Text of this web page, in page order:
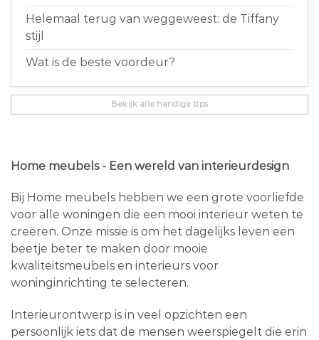
Helemaal terug van weggeweest: de Tiffany
stijl
Wat is de beste voordeur?
Bekijk alle handige tips
Home meubels - Een wereld van interieurdesign
Bij Home meubels hebben we een grote voorliefde
voor alle woningen die een mooi interieur weten te
creëren. Onze missie is om het dagelijks leven een
beetje beter te maken door mooie
kwaliteitsmeubels en interieurs voor
woninginrichting te selecteren.
Interieurontwerp is in veel opzichten een
persoonlijk iets dat de mensen weerspiegelt die erin